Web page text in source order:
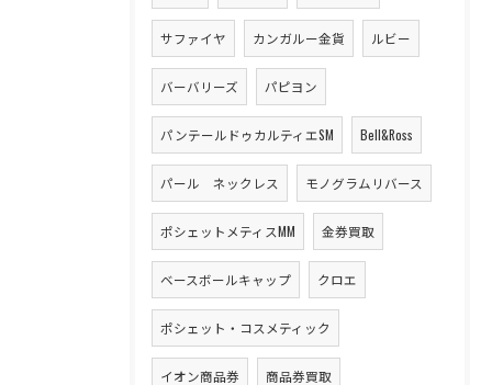
サファイヤ カンガルー金貨 ルビー
バーバリーズ パピヨン
パンテールドゥカルティエSM Bell&Ross
パール ネックレス モノグラムリバース
ポシェットメティスMM 金券買取
ベースボールキャップ クロエ
ポシェット・コスメティック
イオン商品券 商品券買取